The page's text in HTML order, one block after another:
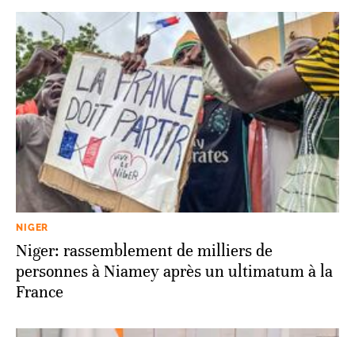
NIGER
Niger: rassemblement de milliers de
personnes à Niamey après un ultimatum à la
France